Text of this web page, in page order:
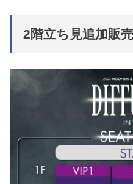
2階立ち見追加販売